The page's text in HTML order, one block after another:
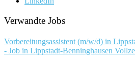
Verwandte Jobs
Vorbereitungsassistent (m/w/d) in
- Job in Lippstadt-Benninghausen